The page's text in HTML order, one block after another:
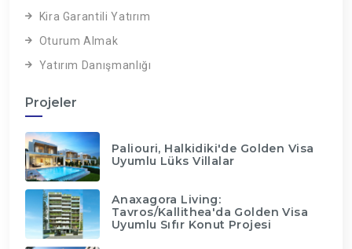
Kira Garantili Yatırım
Oturum Almak
Yatırım Danışmanlığı
Projeler
Paliouri, Halkidiki'de Golden Visa
Uyumlu Lüks Villalar
Anaxagora Living:
Tavros/Kallithea'da Golden Visa
Uyumlu Sıfır Konut Projesi